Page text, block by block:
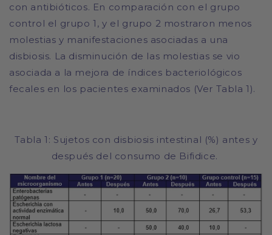
con antibióticos. En comparación con el grupo
control el grupo 1, y el grupo 2 mostraron menos
molestias y manifestaciones asociadas a una
disbiosis. La disminución de las molestias se vio
asociada a la mejora de índices bacteriológicos
fecales en los pacientes examinados (Ver Tabla 1).
Tabla 1: Sujetos con disbiosis intestinal (%) antes y
después del consumo de Bifidice.